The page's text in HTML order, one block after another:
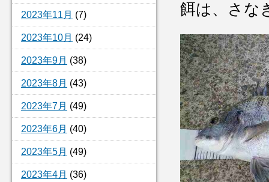
2023年11月 (7)
2023年10月 (24)
2023年9月 (38)
2023年8月 (43)
2023年7月 (49)
2023年6月 (40)
2023年5月 (49)
2023年4月 (36)
餌は、さな